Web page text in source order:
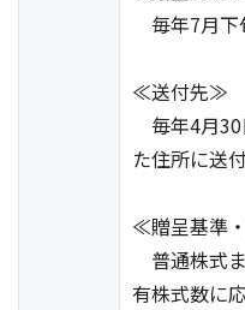
毎年7月下
≪送付先≫
毎年4月30
た住所に送付
≪贈呈基準
普通株式
有株式数に